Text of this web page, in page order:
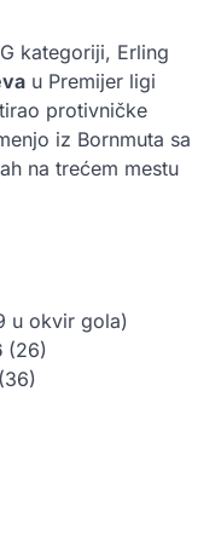
kategoriji, Erling
u Premijer ligi
protivničke
iz Bornmuta sa
na trećem mestu
u okvir gola)
(26)
(36)